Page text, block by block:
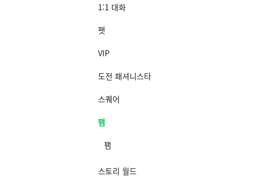
1:1 대화
펫
VIP
도전 패셔니스타
스퀘어
팸
팸
스토리 월드